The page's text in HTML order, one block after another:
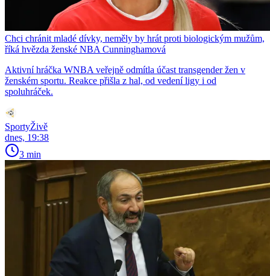
Chci chránit mladé dívky, neměly by hrát proti biologickým mužům,
říká hvězda ženské NBA Cunninghamová
Aktivní hráčka WNBA veřejně odmítla účast transgender žen v
ženském sportu. Reakce přišla z hal, od vedení ligy i od
spoluhráček.
SportyŽivě
dnes, 19:38
3 min